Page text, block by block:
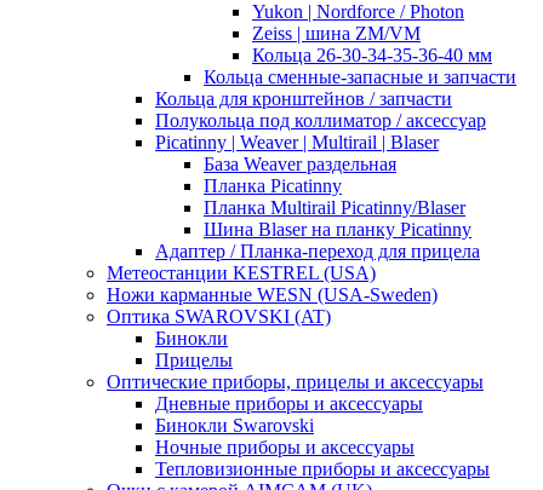
Yukon | Nordforce / Photon
Zeiss | шина ZM/VM
Кольца 26-30-34-35-36-40 мм
Кольца сменные-запасные и запчасти
Кольца для кронштейнов / запчасти
Полукольца под коллиматор / аксессуар
Picatinny | Weaver | Multirail | Blaser
База Weaver раздельная
Планка Picatinny
Планка Multirail Picatinny/Blaser
Шина Blaser на планку Picatinny
Адаптер / Планка-переход для прицела
Метеостанции KESTREL (USA)
Ножи карманные WESN (USA-Sweden)
Оптика SWAROVSKI (AT)
Бинокли
Прицелы
Оптические приборы, прицелы и аксессуары
Дневные приборы и аксессуары
Бинокли Swarovski
Ночные приборы и аксессуары
Тепловизионные приборы и аксессуары